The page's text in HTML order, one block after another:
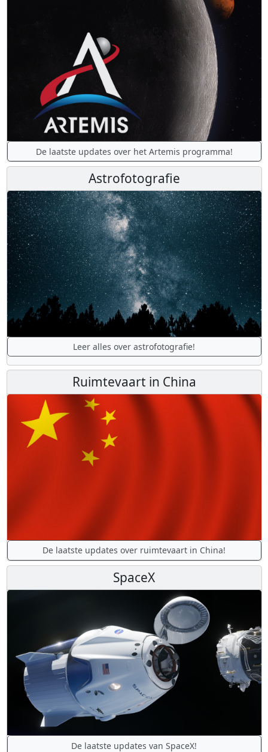
De laatste updates over het Artemis programma!
Astrofotografie
Leer alles over astrofotografie!
Ruimtevaart in China
De laatste updates over ruimtevaart in China!
SpaceX
De laatste updates van SpaceX!